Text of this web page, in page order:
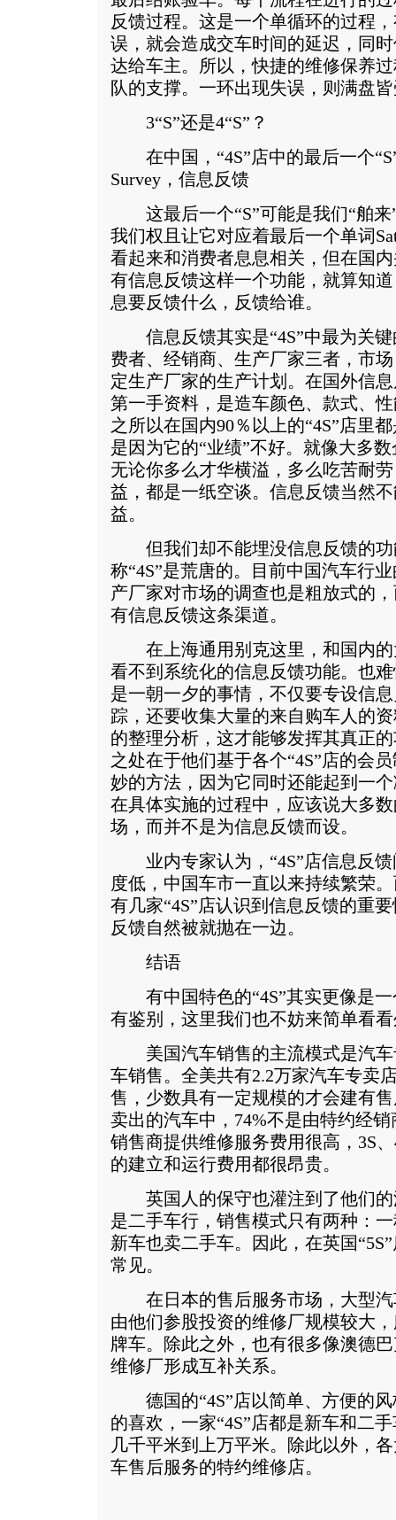
反馈过程。这是一个单循环的过程
误，就会造成交车时间的延迟，同
达给车主。所以，快捷的维修保养
队的支撑。一环出现失误，则满盘
3“S”还是4“S”？
在中国，“4S”店中的最后一个
Survey，信息反馈
这最后一个“S”可能是我们“舶来
我们权且让它对应着最后一个单词
看起来和消费者息息相关，但在国
有信息反馈这样一个功能，就算知
息要反馈什么，反馈给谁。
信息反馈其实是“4S”中最为关键
费者、经销商、生产厂家三者，市
定生产厂家的生产计划。在国外信
第一手资料，是造车颜色、款式、
之所以在国内90％以上的“4S”店里
是因为它的“业绩”不好。就像大多
无论你多么才华横溢，多么吃苦耐
益，都是一纸空谈。信息反馈当然
益。
但我们却不能埋没信息反馈的功
称“4S”是荒唐的。目前中国汽车行
产厂家对市场的调查也是粗放式的
有信息反馈这条渠道。
在上海通用别克这里，和国内的
看不到系统化的信息反馈功能。也
是一朝一夕的事情，不仅要专设信
踪，还要收集大量的来自购车人的
的整理分析，这才能够发挥其真正
之处在于他们基于各个“4S”店的会
妙的方法，因为它同时还能起到一
在具体实施的过程中，应该说大多
场，而并不是为信息反馈而设。
业内专家认为，“4S”店信息反馈
度低，中国车市一直以来持续繁荣
有几家“4S”店认识到信息反馈的重
反馈自然被就抛在一边。
结语
有中国特色的“4S”其实更像是一
有鉴别，这里我们也不妨来简单看
美国汽车销售的主流模式是汽车
车销售。全美共有2.2万家汽车专卖
售，少数具有一定规模的才会建有
卖出的汽车中，74%不是由特约经
销售商提供维修服务费用很高，3S
的建立和运行费用都很昂贵。
英国人的保守也灌注到了他们的
是二手车行，销售模式只有两种：
新车也卖二手车。因此，在英国
常见。
在日本的售后服务市场，大型汽
由他们参股投资的维修厂规模较大
牌车。除此之外，也有很多像澳德
维修厂形成互补关系。
德国的“4S”店以简单、方便的风
的喜欢，一家“4S”店都是新车和二
几千平米到上万平米。除此以外，
车售后服务的特约维修店。